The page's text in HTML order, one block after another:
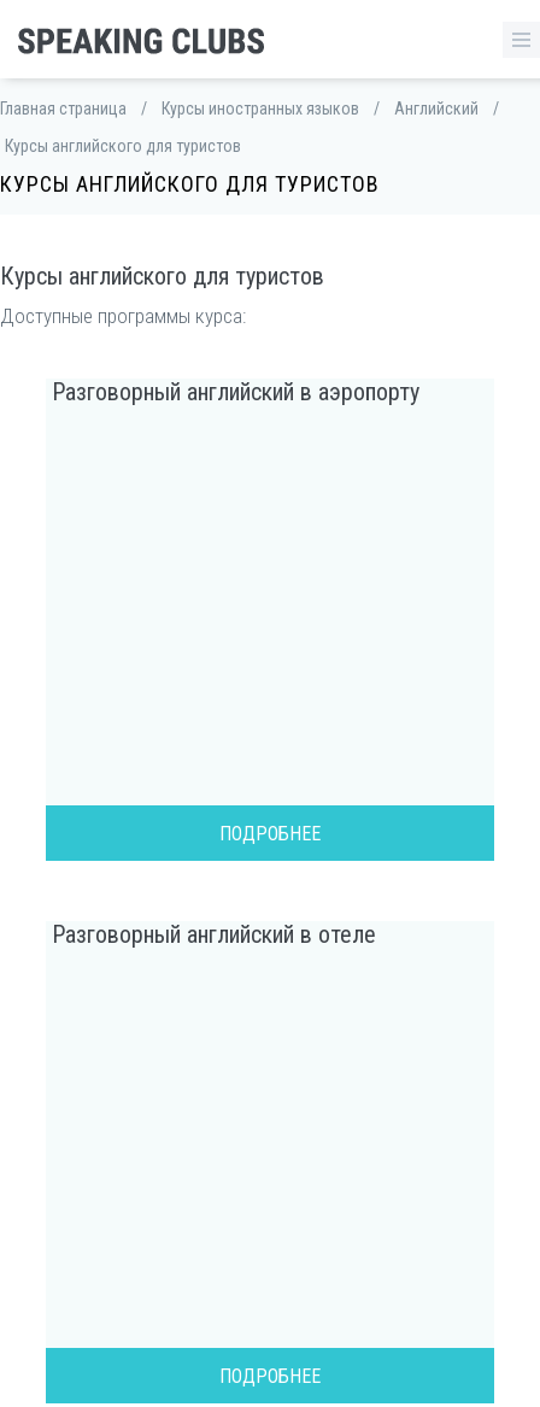
Главная страница / Курсы иностранных языков / Английский
/
Курсы английского для туристов
КУРСЫ АНГЛИЙСКОГО ДЛЯ ТУРИСТОВ
Курсы английского для туристов
Доступные программы курса:
Разговорный английский в аэропорту
ПОДРОБНЕЕ
Разговорный английский в отеле
ПОДРОБНЕЕ